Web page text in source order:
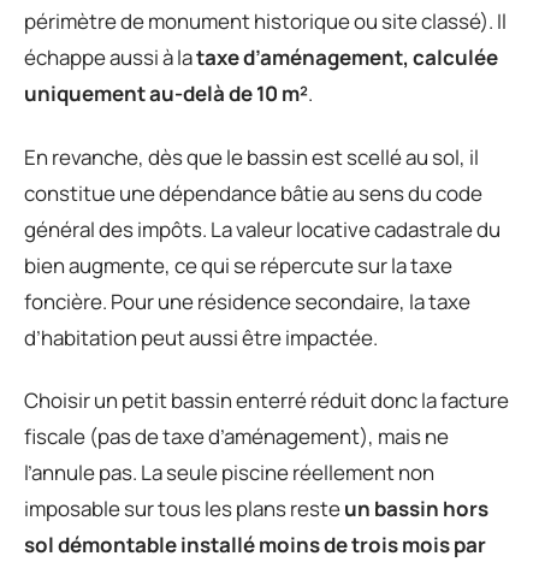
périmètre de monument historique ou site classé). Il
échappe aussi à lataxe d’aménagement, calculée
uniquement au-delà de 10 m².
En revanche, dès que le bassin est scellé au sol, il
constitue une dépendance bâtie au sens du code
général des impôts. La valeur locative cadastrale du
bien augmente, ce qui se répercute sur la taxe
foncière. Pour une résidence secondaire, la taxe
d’habitation peut aussi être impactée.
Choisir un petit bassin enterré réduit donc la facture
fiscale (pas de taxe d’aménagement), mais ne
l’annule pas. La seule piscine réellement non
imposable sur tous les plans resteun bassin hors
sol démontable installé moins de trois mois par